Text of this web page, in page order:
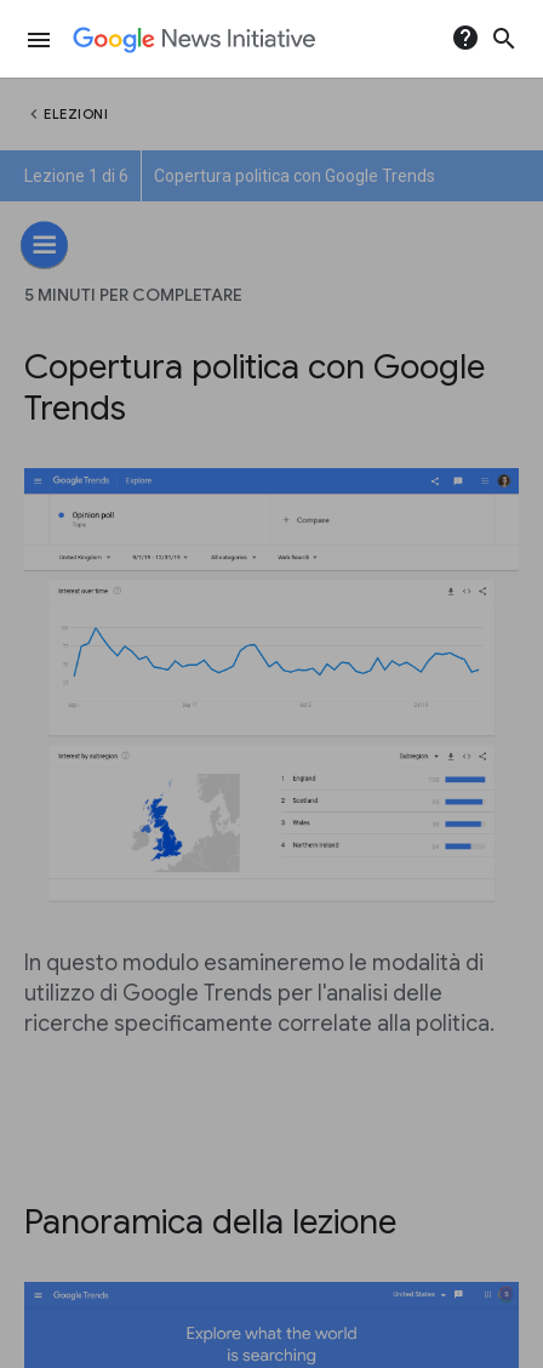
menu help search
chevron_left ELEZIONI
Lezione 1 di 6 Copertura politica con Google Trends
5 MINUTI PER COMPLETARE
Copertura politica con Google
Trends
In questo modulo esamineremo le modalità di
utilizzo di Google Trends per l'analisi delle
ricerche specificamente correlate alla politica.
Panoramica della lezione